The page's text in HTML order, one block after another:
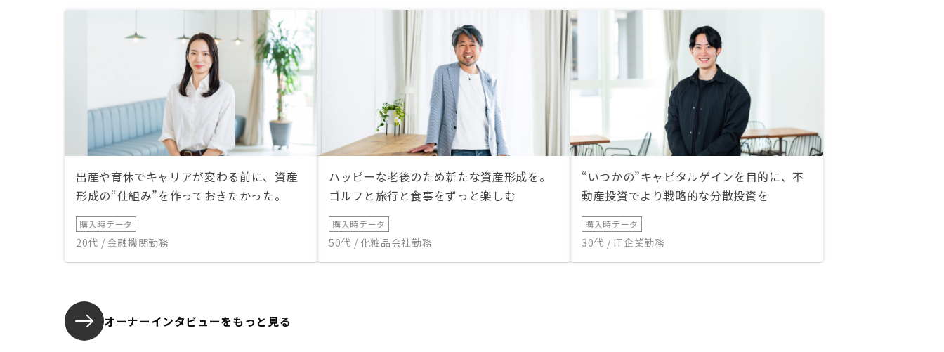
出産や育休でキャリアが変わる前に、資産
形成の“仕組み”を作っておきたかった。
購入時データ
20代 / 金融機関勤務
ハッピーな老後のため新たな資産形成を。
ゴルフと旅行と食事をずっと楽しむ
購入時データ
50代 / 化粧品会社勤務
“いつかの”キャピタルゲインを目的に、不
動産投資でより戦略的な分散投資を
購入時データ
30代 / IT企業勤務
オーナーインタビューをもっと見る